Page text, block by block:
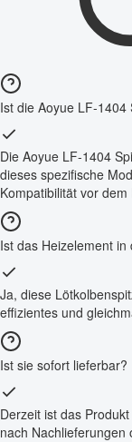
Ist die Aoyue LF-
Die Aoyue LF-1404
dieses spezifische
Kompatibilität vor
Ist das Heizelement
Ja, diese
effizientes und
Ist sie sofort lieferbar?
Derzeit ist das
nach